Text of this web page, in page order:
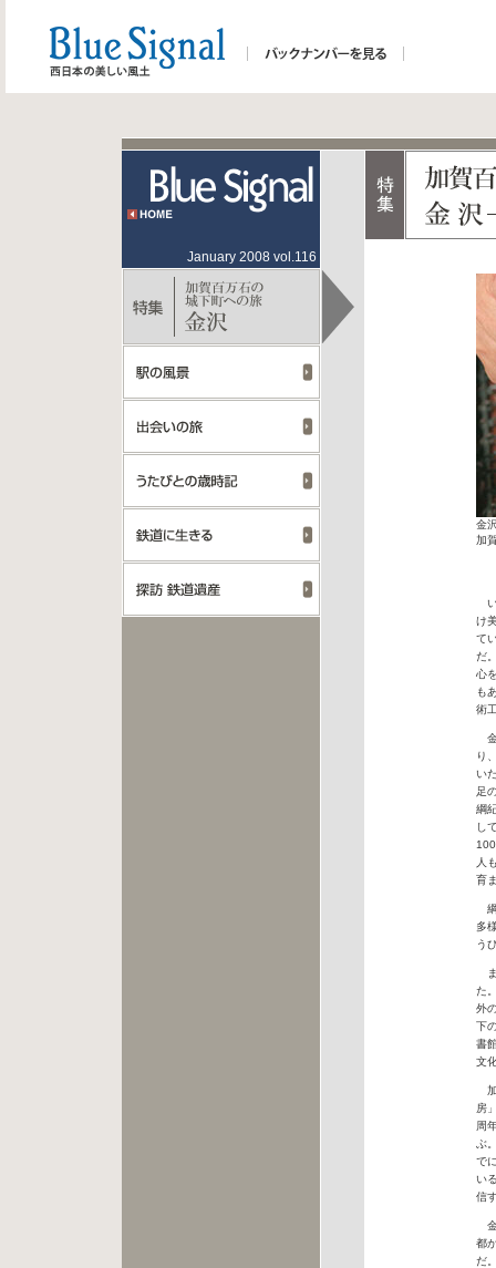
January 2008 vol.116
金
加
い
け
て
だ
心
も
術
金
り
い
足
綱
し
人
育
綱
多
う
ま
た
外
下
書
文
加
房
周
ぶ
で
い
信
金
都
だ